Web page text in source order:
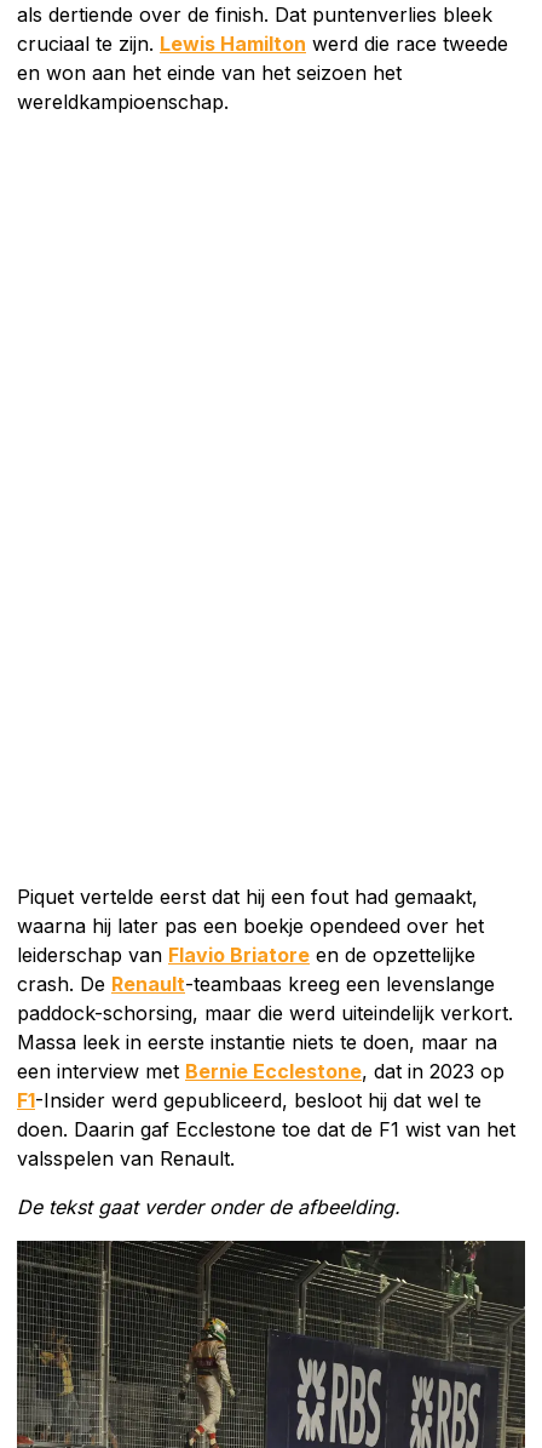
als dertiende over de finish. Dat puntenverlies bleek
cruciaal te zijn. Lewis Hamilton werd die race tweede
en won aan het einde van het seizoen het
wereldkampioenschap.
Piquet vertelde eerst dat hij een fout had gemaakt,
waarna hij later pas een boekje opendeed over het
leiderschap van Flavio Briatore en de opzettelijke
crash. De Renault-teambaas kreeg een levenslange
paddock-schorsing, maar die werd uiteindelijk verkort.
Massa leek in eerste instantie niets te doen, maar na
een interview met Bernie Ecclestone, dat in 2023 op
F1-Insider werd gepubliceerd, besloot hij dat wel te
doen. Daarin gaf Ecclestone toe dat de F1 wist van het
valsspelen van Renault.
De tekst gaat verder onder de afbeelding.